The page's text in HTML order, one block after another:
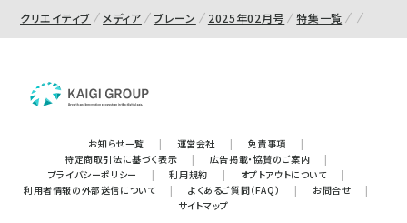
クリエイティブ メディア ブレーン 2025年02月号 特集一覧
お知らせ一覧 | 運営会社 | 免責事項
|
特定商取引法に基づく表示
| 広告掲載・協賛のご案内
|
プライバシーポリシー
| 利用規約 | オプトアウトについて
|
利用者情報の外部送信について
| よくあるご質問（FAQ） | お問合せ
|
サイトマップ